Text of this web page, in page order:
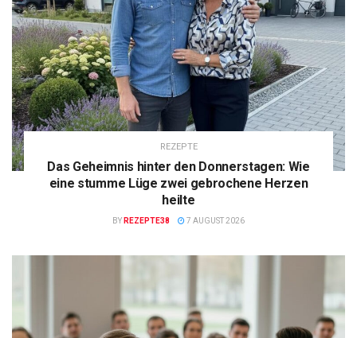
REZEPTE
Das Geheimnis hinter den Donnerstagen: Wie
eine stumme Lüge zwei gebrochene Herzen
heilte
BY REZEPTE38 7 AUGUST 2026